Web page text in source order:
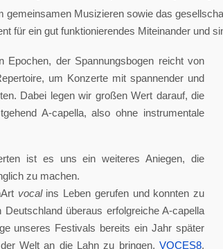
Musizieren sowie das
für ein gut funktionierendes Miteinander und
der Spannungsbogen reicht von
um Konzerte mit spannender und
Dabei legen wir großen Wert darauf, die
A-capella, also ohne instrumentale
ist es uns ein weiteres Aniegen, die
zu machen.
vocal ins Leben gerufen und konnten zu
überaus erfolgreiche A-capella
unseres Festivals bereits ein Jahr später
Welt an die Lahn zu bringen, VOCES8.